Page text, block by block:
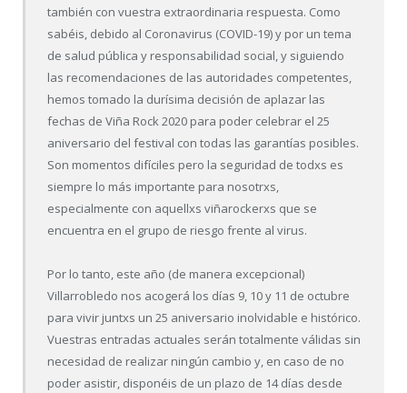
también con vuestra extraordinaria respuesta. Como
sabéis, debido al Coronavirus (COVID-19) y por untema
de salud pública y responsabilidad social, y siguiendo
las recomendaciones de las autoridades competentes,
hemos tomado la durísima decisión de aplazar las
fechas de Viña Rock 2020 para poder celebrar el 25
aniversario del festival con todas las garantías posibles.
Son momentos difíciles pero la seguridad de todxs es
siempre lo más importante para nosotrxs,
especialmente con aquellxs viñarockerxs que se
encuentra en el grupo de riesgo frente al virus.
Por lo tanto, este año (de manera excepcional)
Villarrobledo nos acogerá los días 9, 10 y 11 de octubre
para vivir juntxs un 25 aniversario inolvidable e histórico.
Vuestras entradas actuales serán totalmente válidas sin
necesidad de realizar ningún cambio y, en caso de no
poder asistir, disponéis de un plazo de 14 días desde